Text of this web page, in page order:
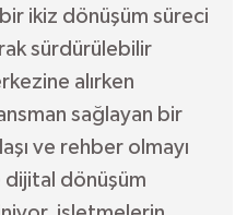
ikiz dönüşüm süreci
sürdürülebilir
alırken
sağlayan bir
ve rehber olmayı
dijital dönüşüm